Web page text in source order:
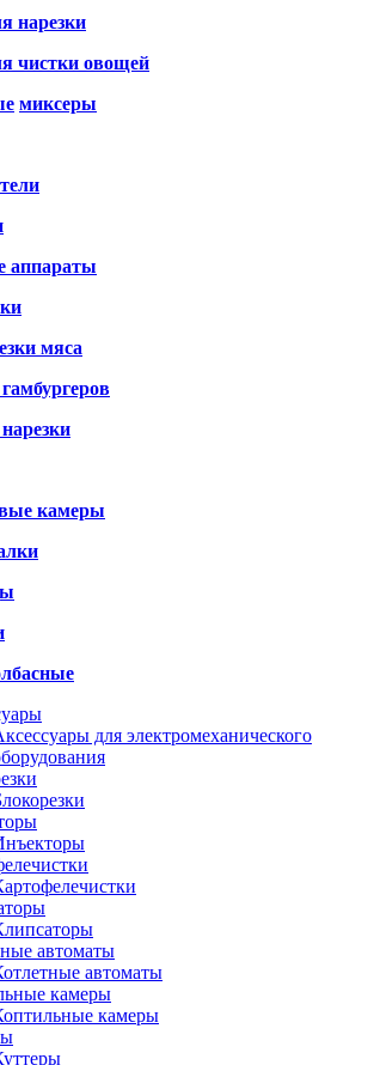
нарезки
чистки овощей
миксеры
аппараты
мяса
камеры
для электромеханического
автоматы
автоматы
камеры
камеры